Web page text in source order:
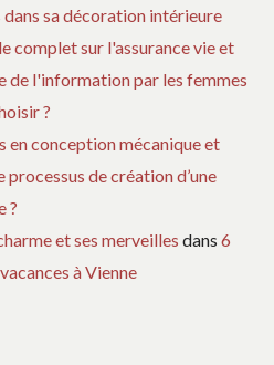
sa décoration intérieure
complet sur l'assurance vie et
de l'information par les femmes
?
en conception mécanique et
processus de création d’une
?
et ses merveilles dans 6
à Vienne